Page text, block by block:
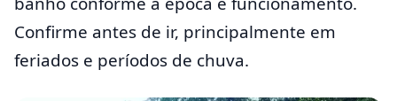
Confirme antes de ir, principalmente em
feriados e períodos de chuva.